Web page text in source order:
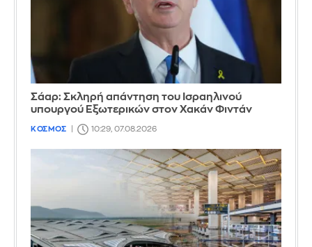
Σάαρ: Σκληρή απάντηση του Ισραηλινού
υπουργού Εξωτερικών στον Χακάν Φιντάν
ΚΟΣΜΟΣ 10:29, 07.08.2026